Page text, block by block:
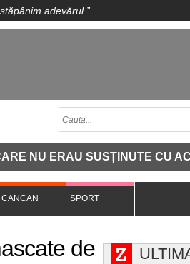
adevărul”
ERAU SUSȚINUTE CU ACTE ȘI
CANCAN SPORT
de